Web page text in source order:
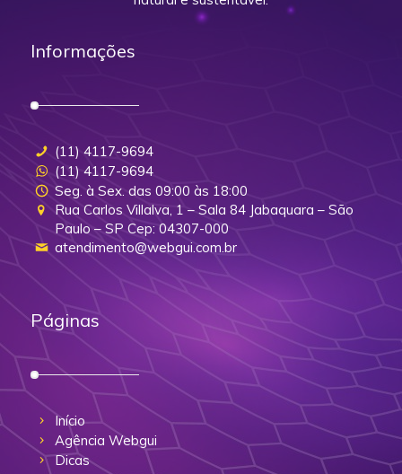
Informações
(11) 4117-9694
(11) 4117-9694
Seg. à Sex. das 09:00 às 18:00
Rua Carlos Villalva, 1 – Sala 84 Jabaquara – São
Paulo – SP Cep: 04307-000
atendimento@webgui.com.br
Páginas
Início
Agência Webgui
Dicas